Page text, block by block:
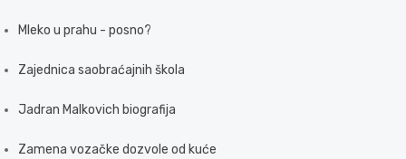
Mleko u prahu - posno?
Zajednica saobraćajnih škola
Jadran Malkovich biografija
Zamena vozačke dozvole od kuće